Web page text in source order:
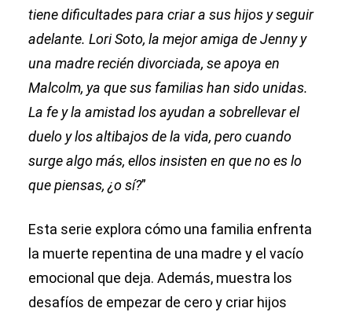
tiene dificultades para criar a sus hijos y seguir
adelante. Lori Soto, la mejor amiga de Jenny y
una madre recién divorciada, se apoya en
Malcolm, ya que sus familias han sido unidas.
La fe y la amistad los ayudan a sobrellevar el
duelo y los altibajos de la vida, pero cuando
surge algo más, ellos insisten en que no es lo
que piensas, ¿o sí?”
Esta serie explora cómo una familia enfrenta
la muerte repentina de una madre y el vacío
emocional que deja. Además, muestra los
desafíos de empezar de cero y criar hijos